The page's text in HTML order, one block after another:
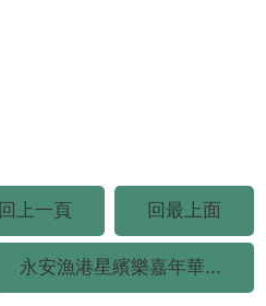
回上一頁 回最上面
永安漁港星繽樂嘉年華...